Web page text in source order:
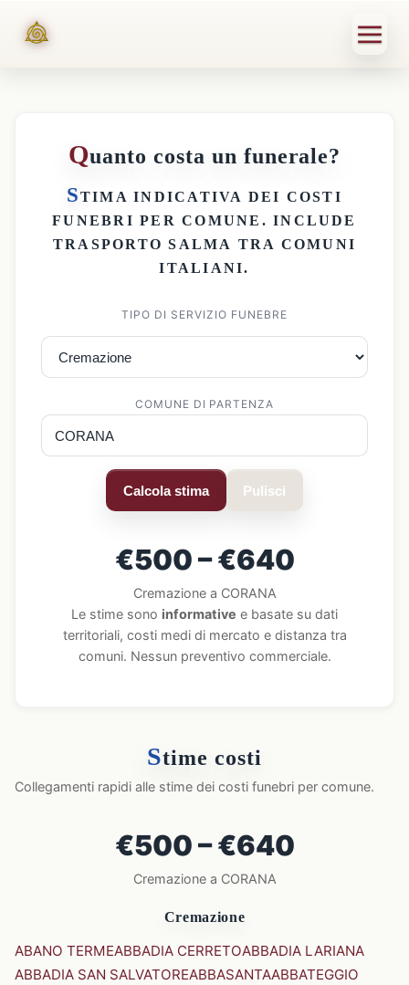
Quanto costa un funerale?
STIMA INDICATIVA DEI COSTI
FUNEBRI PER COMUNE . INCLUDE
TRASPORTO SALMA TRA COMUNI
ITALIANI.
TIPO DI SERVIZIO FUNEBRE
COMUNE DI PARTENZA
Calcola stima Pulisci
€500 – €640
Cremazione a CORANA
Le stime sono informative e basate su dati
territoriali, costi medi di mercato e distanza tra
comuni. Nessun preventivo commerciale.
Stime costi
Collegamenti rapidi alle stime dei costi funebri per comune.
€500 – €640
Cremazione a CORANA
Cremazione
ABANO TERMEABBADIA CERRETOABBADIA LARIANA
ABBADIA SAN SALVATOREABBASANTAABBATEGGIO